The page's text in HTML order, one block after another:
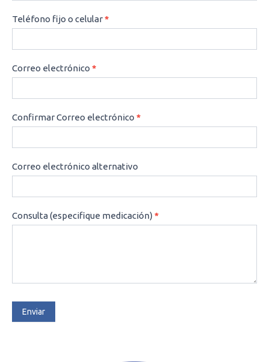
Teléfono fijo o celular*
Correo electrónico *
Confirmar Correo electrónico *
Correo electrónico alternativo
Consulta (especifique medicación)*
Enviar